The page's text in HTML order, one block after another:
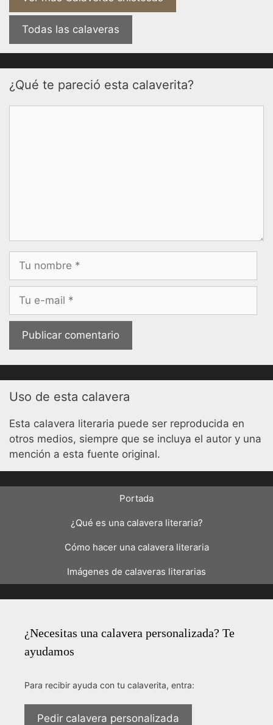
Todas las calaveras
¿Qué te pareció esta calaverita?
electrónico
Uso de esta calavera
Esta calavera literaria puede ser reproducida en
otros medios, siempre que se incluya el autor y una
mención a esta fuente original.
Portada
¿Qué es una calavera literaria?
Cómo hacer una calavera literaria
Imágenes de calaveras literarias
¿Necesitas una calavera personalizada? Te
ayudamos
Para recibir ayuda con tu calaverita, entra:
Pedir calavera personalizada